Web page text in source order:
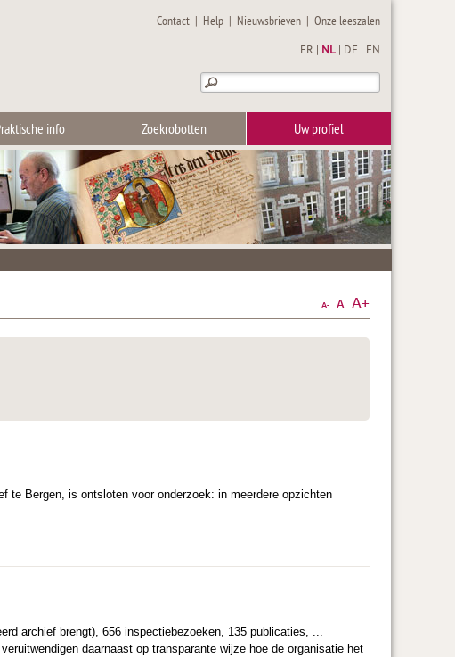
Contact | Help | Nieuwsbrieven |Onze leeszalen
FR NL DE EN
info Zoekrobotten Uw profiel
te Bergen, is ontsloten voor onderzoek: in meerdere opzichten
archief brengt), 656 inspectiebezoeken, 135 publicaties, ...
daarnaast op transparante wijze hoe de organisatie het